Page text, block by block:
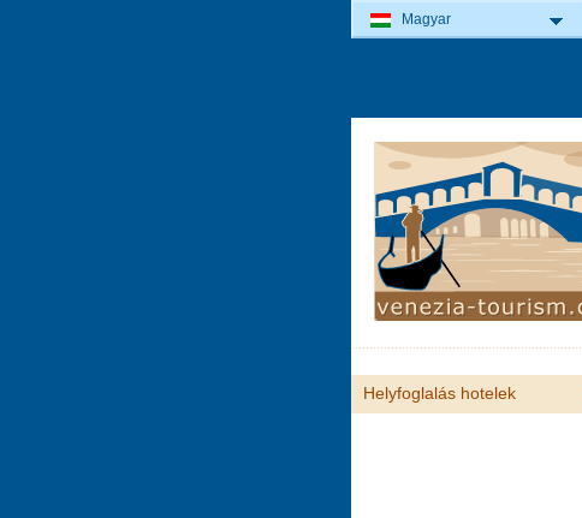
Helyfoglalás hotelek
Magyar